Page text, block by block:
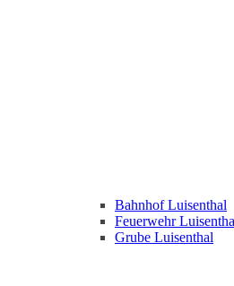
Bahnhof Luisenthal
Feuerwehr
Grube Luisenthal